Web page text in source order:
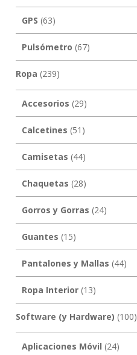
GPS (63)
Pulsómetro (67)
Ropa (239)
Accesorios (29)
Calcetines (51)
Camisetas (44)
Chaquetas (28)
Gorros y Gorras (24)
Guantes (15)
Pantalones y Mallas (44)
Ropa Interior(13)
Software (y Hardware) (100)
Aplicaciones Móvil (24)